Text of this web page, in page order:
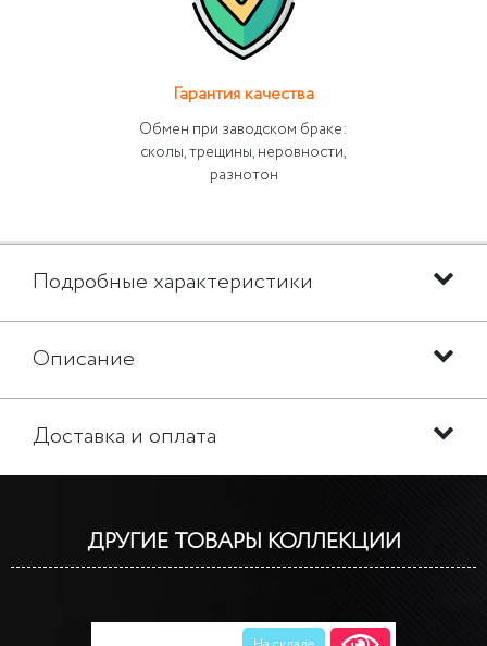
Гарантия качества
Обмен при заводском браке:
сколы, трещины, неровности,
разнотон
Подробные характеристики
Описание
Доставка и оплата
ДРУГИЕ ТОВАРЫ КОЛЛЕКЦИИ